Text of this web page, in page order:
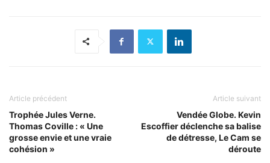
Article précédent
Trophée Jules Verne.
Thomas Coville : « Une
grosse envie et une vraie
cohésion »
Article suivant
Vendée Globe. Kevin
Escoffier déclenche sa balise
de détresse, Le Cam se
déroute